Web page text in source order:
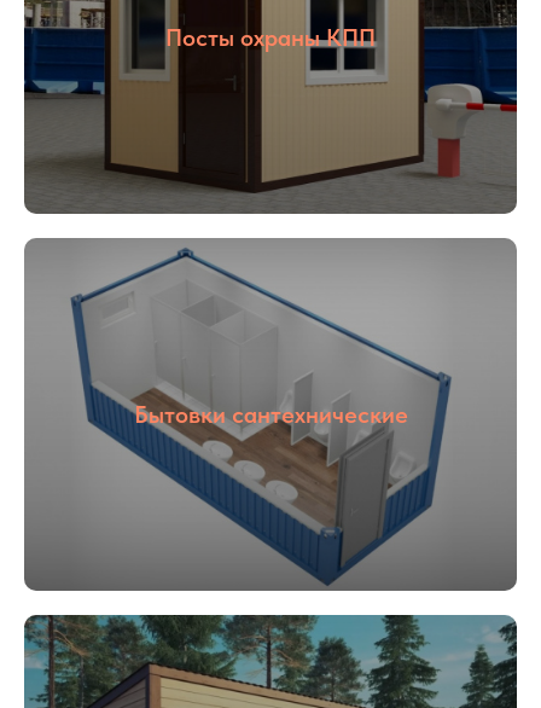
Посты охраны КПП
Бытовки сантехнические
Опыт более
02
С НДС и без
04
Прямые
поставщики
05
Цены от
производителя